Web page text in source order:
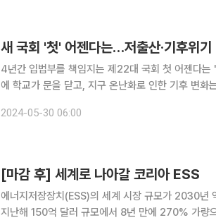
새 국회 '첫' 어젠다는…저출산·기후위
4년간 입법부를 책임지는 제22대 국회 첫 어젠다
에 학교가 문을 닫고, 지구 온난화로 인한 기후 변화는
국민의힘·더불어민주당·조국혁신당·개혁신당 등 원내
2024-05-30 06:00
[마감 후] 세계로 나아갈 코리아 ESS
에너지저장장치(ESS)의 세계 시장 규모가 2030년
지난해 150억 달러 규모에서 8년 만에 270% 가량